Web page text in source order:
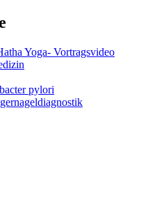
Yoga- Vortragsvideo
pylori